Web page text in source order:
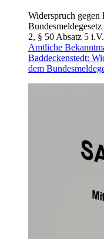
Widerspruch gegen
2, § 50 Absatz 5
Amtliche
Baddeckenstedt:
dem